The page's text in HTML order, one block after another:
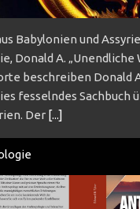
Babylonien und
Donald A. „Unendliche
beschreiben Donald
fesselndes Sachbuch
Der [...]